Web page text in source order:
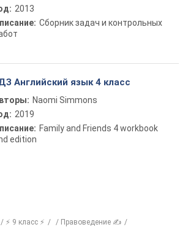
2013
Сборник задач и контрольных
Английский язык 4 класс
Naomi Simmons
2019
Family and Friends 4 workbook
edition
⚡ 9 класс ⚡
Правоведение ✍